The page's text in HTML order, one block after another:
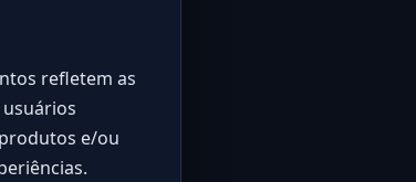
refletem as
e/ou